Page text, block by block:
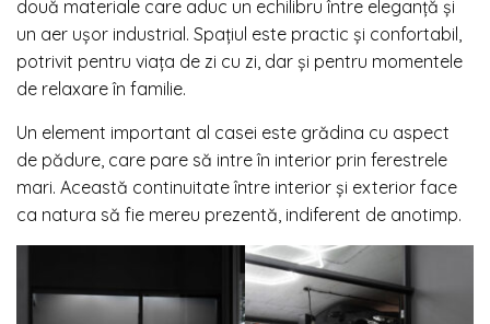
două materiale care aduc un echilibru între eleganță și
un aer ușor industrial. Spațiul este practic și confortabil,
potrivit pentru viața de zi cu zi, dar și pentru momentele
de relaxare în familie.
Un element important al casei este grădina cu aspect
de pădure, care pare să intre în interior prin ferestrele
mari. Această continuitate între interior și exterior face
ca natura să fie mereu prezentă, indiferent de anotimp.